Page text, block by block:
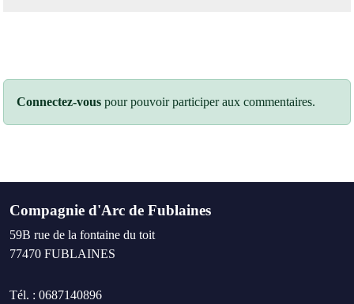
Connectez-vous pour pouvoir participer aux commentaires.
Compagnie d'Arc de Fublaines
59B rue de la fontaine du toit
77470 FUBLAINES
Tél. : 0687140896